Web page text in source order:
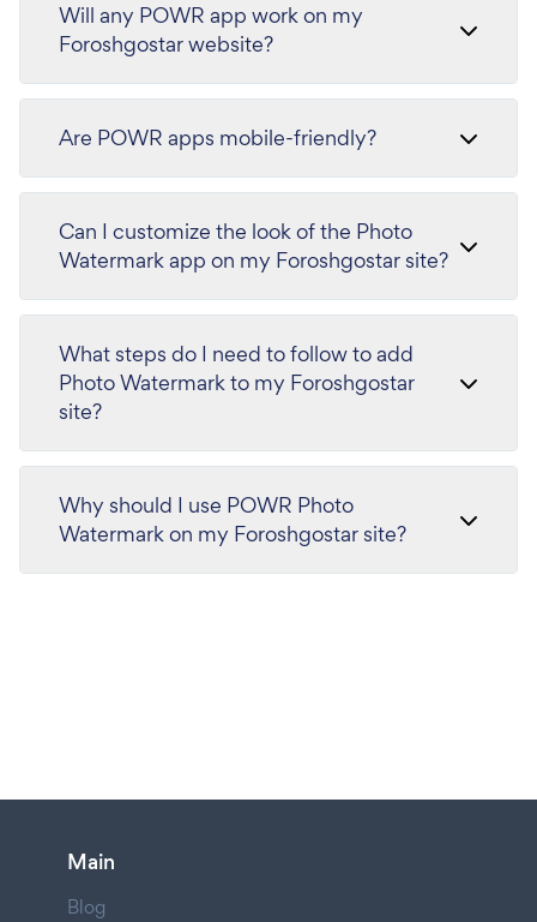
Will any POWR app work on my
Foroshgostar website?
Are POWR apps mobile-friendly?
Can I customize the look of the Photo
Watermark app on my Foroshgostar site?
What steps do I need to follow to add
Photo Watermark to my Foroshgostar
site?
Why should I use POWR Photo
Watermark on my Foroshgostar site?
Main
Blog